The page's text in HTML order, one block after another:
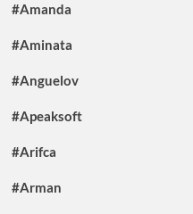
#Amanda
#Aminata
#Anguelov
#Apeaksoft
#Arifca
#Arman